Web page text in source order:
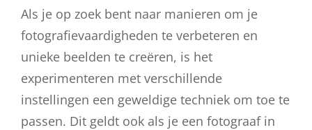
Als je op zoek bent naar manieren om je
fotografievaardigheden te verbeteren en
unieke beelden te creëren, is het
experimenteren met verschillende
instellingen een geweldige techniek om toe te
passen. Dit geldt ook als je een fotograaf in